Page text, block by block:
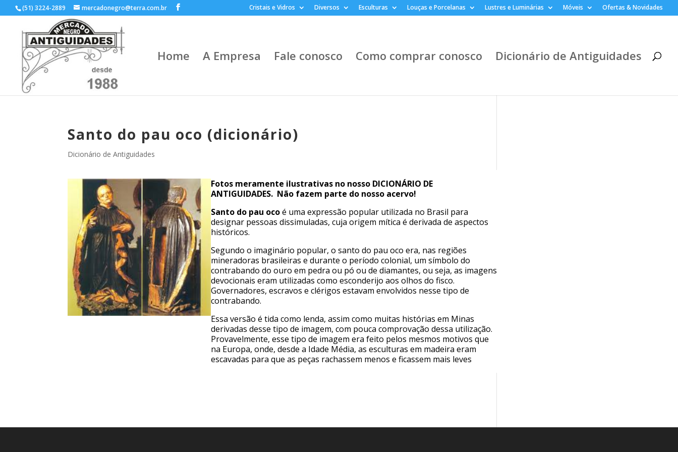
(51) 3224-2889 mercadonegro@terra.com.br Cristais e Vidros Diversos Esculturas Louças e Porcelanas Lustres e Luminárias Móveis Ofertas & Novidades
Home A Empresa Fale conosco Como comprar conosco Dicionário de Antiguidades
Santo do pau oco (dicionário)
Dicionário de Antiguidades
Fotos meramente ilustrativas no nosso DICIONÁRIO DE
ANTIGUIDADES. Não fazem parte do nosso acervo!
Santo do pau ocoé uma expressão popular utilizada no Brasil para
designar pessoas dissimuladas, cuja origem mítica é derivada de aspectos
históricos.
Segundo o imaginário popular, o santo do pau oco era, nas regiões
mineradoras brasileiras e durante o período colonial, um símbolo do
contrabando do ouro em pedra ou pó ou de diamantes, ou seja, as imagens
devocionais eram utilizadas como esconderijo aos olhos do fisco.
Governadores, escravos e clérigos estavam envolvidos nesse tipo de
contrabando.
Essa versão é tida como lenda, assim como muitas histórias em Minas
derivadas desse tipo de imagem, com pouca comprovação dessa utilização.
Provavelmente, esse tipo de imagem era feito pelos mesmos motivos que
na Europa, onde, desde a Idade Média, as esculturas em madeira eram
escavadas para que as peças rachassem menos e ficassem mais leves